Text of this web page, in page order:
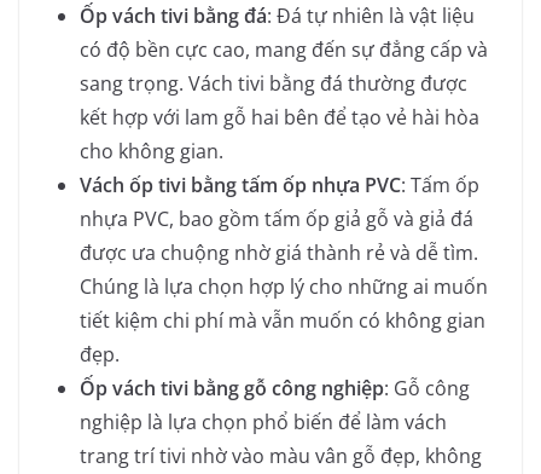
Ốp vách tivi bằng đá: Đá tự nhiên là vật liệu
có độ bền cực cao, mang đến sự đẳng cấp và
sang trọng. Vách tivi bằng đá thường được
kết hợp với lam gỗ hai bên để tạo vẻ hài hòa
cho không gian.
Vách ốp tivi bằng tấm ốp nhựa PVC: Tấm ốp
nhựa PVC, bao gồm tấm ốp giả gỗ và giả đá
được ưa chuộng nhờ giá thành rẻ và dễ tìm.
Chúng là lựa chọn hợp lý cho những ai muốn
tiết kiệm chi phí mà vẫn muốn có không gian
đẹp.
Ốp vách tivi bằng gỗ công nghiệp: Gỗ công
nghiệp là lựa chọn phổ biến để làm vách
trang trí tivi nhờ vào màu vân gỗ đẹp, không